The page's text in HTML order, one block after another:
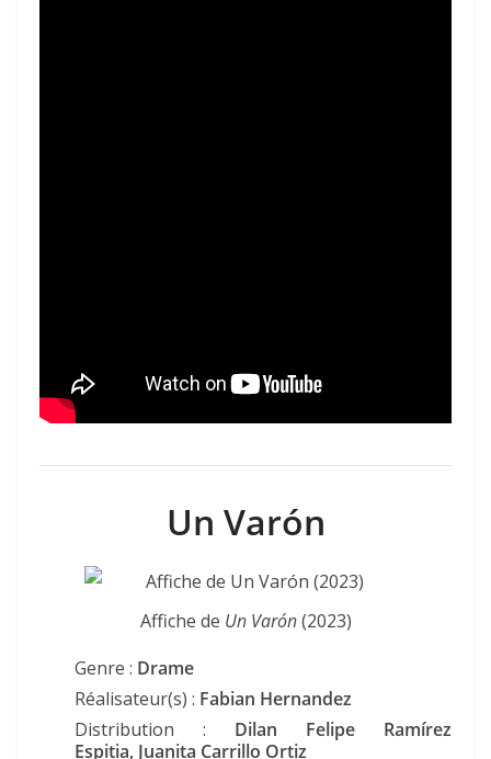
Un Varón
Affiche de Un Varón(2023)
Genre : Drame
Réalisateur(s) : Fabian Hernandez
Distribution : Dilan Felipe Ramírez
Espitia, Juanita Carrillo Ortiz